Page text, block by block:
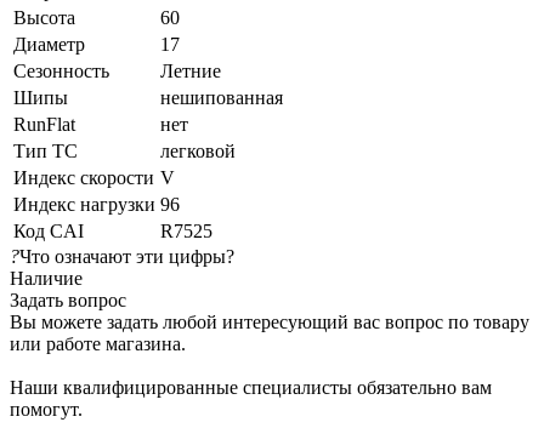
Высота
60
Диаметр
17
Сезонность
Летние
Шипы
нешипованная
RunFlat
нет
Тип ТС
легковой
Индекс скорости V
Индекс нагрузки 96
Код CAI
R7525
?Что означают эти цифры?
Наличие
Задать вопрос
Вы можете задать любой интересующий вас вопрос по товару
или работе магазина.
Наши квалифицированные специалисты обязательно вам
помогут.